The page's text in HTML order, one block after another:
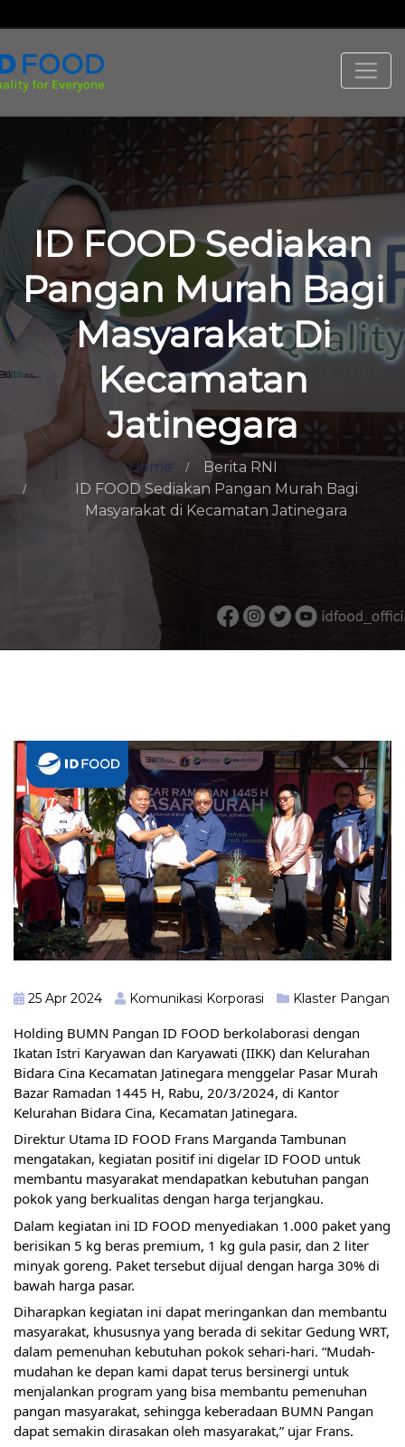
ID FOOD Sediakan
Pangan Murah Bagi
Masyarakat Di
Kecamatan
Jatinegara
Home
Berita RNI
ID FOOD Sediakan Pangan Murah Bagi
Masyarakat di Kecamatan Jatinegara
25 Apr 2024 Komunikasi Korporasi Klaster Pangan
Holding BUMN Pangan ID FOOD berkolaborasi dengan
Ikatan Istri Karyawan dan Karyawati (IIKK) dan Kelurahan
Bidara Cina Kecamatan Jatinegara menggelar Pasar Murah
Bazar Ramadan 1445 H, Rabu, 20/3/2024, di Kantor
Kelurahan Bidara Cina, Kecamatan Jatinegara.
Direktur Utama ID FOOD Frans Marganda Tambunan
mengatakan, kegiatan positif ini digelar ID FOOD untuk
membantu masyarakat mendapatkan kebutuhan pangan
pokok yang berkualitas dengan harga terjangkau.
Dalam kegiatan ini ID FOOD menyediakan 1.000 paket yang
berisikan 5 kg beras premium, 1 kg gula pasir, dan 2 liter
minyak goreng. Paket tersebut dijual dengan harga 30% di
bawah harga pasar.
Diharapkan kegiatan ini dapat meringankan dan membantu
masyarakat, khususnya yang berada di sekitar Gedung WRT,
dalam pemenuhan kebutuhan pokok sehari-hari. “Mudah-
mudahan ke depan kami dapat terus bersinergi untuk
menjalankan program yang bisa membantu pemenuhan
pangan masyarakat, sehingga keberadaan BUMN Pangan
dapat semakin dirasakan oleh masyarakat,” ujar Frans.